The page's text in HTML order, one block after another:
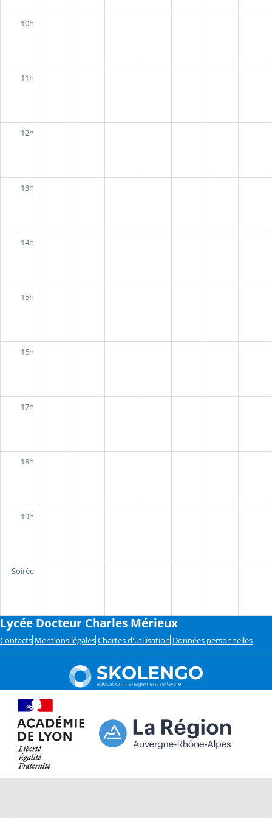
10h
11h
12h
13h
14h
15h
16h
17h
18h
19h
Soirée
Lycée Docteur Charles Mérieux
Contacts Mentions légales Chartes d'utilisation Données personnelles